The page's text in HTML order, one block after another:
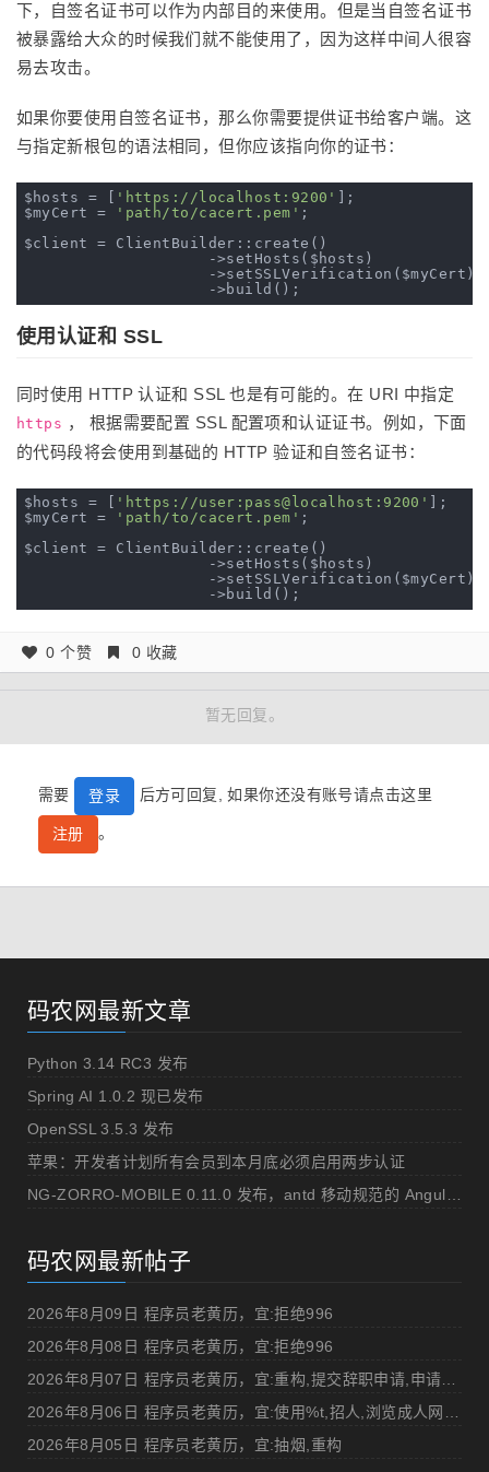
下，自签名证书可以作为内部目的来使用。但是当自签名证书
被暴露给大众的时候我们就不能使用了，因为这样中间人很容
易去攻击。
如果你要使用自签名证书，那么你需要提供证书给客户端。这
与指定新根包的语法相同，但你应该指向你的证书：
$hosts = [ 'https://localhost:9200'
];
$myCert =
'path/to/cacert.pem' ;
$client = ClientBuilder::create()
                    ->setHosts($hosts)
                    ->setSSLVerification($myCert)
使用认证和 SSL
同时使用 HTTP 认证和 SSL 也是有可能的。在 URI 中指定
https ， 根据需要配置 SSL 配置项和认证证书。例如，下面
的代码段将会使用到基础的 HTTP 验证和自签名证书：
$hosts = [ 'https://user:pass@localhost:9200'
];
$myCert =
'path/to/cacert.pem' ;
$client = ClientBuilder::create()
                    ->setHosts($hosts)
                    ->setSSLVerification($myCert)
0 个赞 0 收藏
暂无回复。
需要 登录 后方可回复, 如果你还没有账号请点击这里
注册 。
码农网最新文章
Python 3.14 RC3 发布
Spring AI 1.0.2 现已发布
OpenSSL 3.5.3 发布
苹果：开发者计划所有会员到本月底必须启用两步认证
码农网最新帖子
2026年8月09日 程序员老黄历，宜:拒绝996
2026年8月08日 程序员老黄历，宜:拒绝996
2026年8月05日 程序员老黄历，宜:抽烟,重构